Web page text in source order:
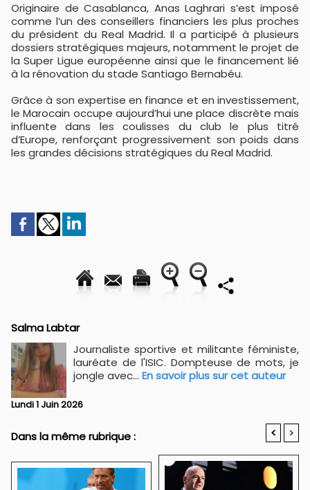
Originaire de Casablanca, Anas Laghrari s’est imposé
comme l’un des conseillers financiers les plus proches
du président du Real Madrid. Il a participé à plusieurs
dossiers stratégiques majeurs, notamment le projet de
la Super Ligue européenne ainsi que le financement lié
à la rénovation du stade Santiago Bernabéu.
Grâce à son expertise en finance et en investissement,
le Marocain occupe aujourd’hui une place discrète mais
influente dans les coulisses du club le plus titré
d’Europe, renforçant progressivement son poids dans
les grandes décisions stratégiques du Real Madrid.
Salma Labtar
Journaliste sportive et militante féministe,
lauréate de l'ISIC. Dompteuse de mots, je
jongle avec... En savoir plus sur cet auteur
Lundi 1 Juin 2026
Dans la même rubrique : < >